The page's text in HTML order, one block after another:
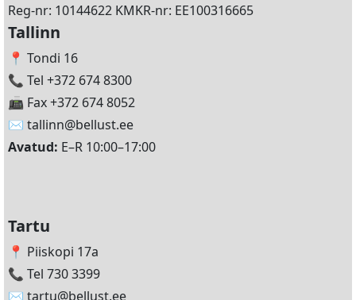
Reg-nr: 10144622 KMKR-nr: EE100316665
Tallinn
📍 Tondi 16
📞 Tel +372 674 8300
📠 Fax +372 674 8052
✉️ tallinn@bellust.ee
Avatud: E–R 10:00–17:00
Tartu
📍 Piiskopi 17a
📞 Tel 730 3399
✉️ tartu@bellust.ee